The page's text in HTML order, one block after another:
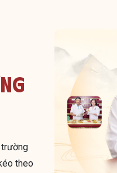
trường
theo